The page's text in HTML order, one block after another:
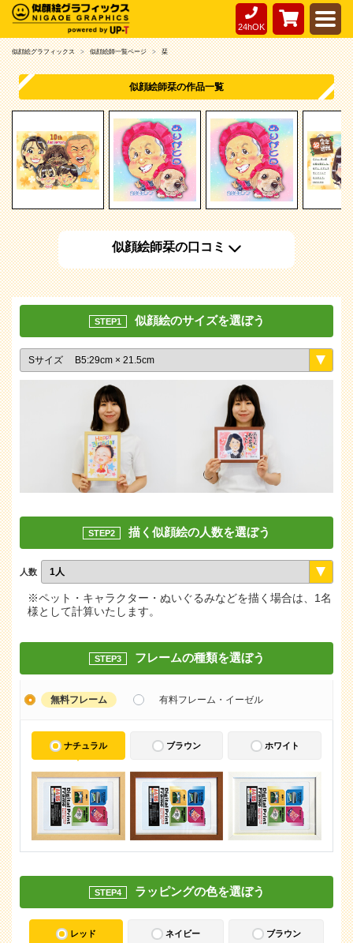
24hOK
似顔絵グラフィックス 似顔絵師一覧ページ 栞
似顔絵師栞の作品一覧
似顔絵師栞の口コミ
STEP1 似顔絵のサイズを選ぼう
STEP2 描く似顔絵の人数を選ぼう
人数
※ペット・キャラクター・ぬいぐるみなどを描く場合は、1名
様として計算いたします。
STEP3 フレームの種類を選ぼう
無料フレーム 有料フレーム・イーゼル
ナチュラル ブラウン ホワイト
STEP4 ラッピングの色を選ぼう
レッド ネイビー ブラウン